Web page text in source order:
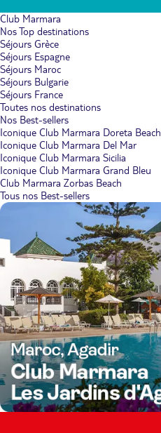
Club Marmara
Nos Top destinations
Séjours Grèce
Séjours Espagne
Séjours Maroc
Séjours Bulgarie
Séjours France
Toutes nos destinations
Nos Best-sellers
Iconique Club Marmara Doreta Beach
Iconique Club Marmara Del Mar
Iconique Club Marmara Sicilia
Iconique Club Marmara Grand Bleu
Club Marmara Zorbas Beach
Tous nos Best-sellers